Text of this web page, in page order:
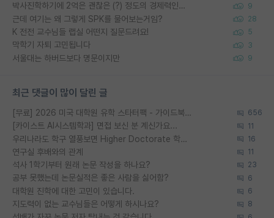
박사진학하기에 2억은 괜찮은 (?) 정도의 경제력인가요 9
근데 여기는 왜 그렇게 SPK를 물어보는거임? 28
K 전전 교수님들 랩실 어떤지 질문드려요! 5
막학기 자퇴 고민됩니다 3
서울대는 하버드보다 명문이지만 9
최근 댓글이 많이 달린 글
[무료] 2026 미국 대학원 유학 스타터팩 - 가이드북 & 합격자 컨택메일 템플릿 656
[카이스트 AI시스템학과] 면접 보신 분 계신가요... 11
우리나라도 학구 열풍보면 Higher Doctorate 학위가 필요하다고 봅니다. 16
연구실 후배와의 관계 11
석사 1학기부터 원래 논문 작성을 하나요? 23
공부 못했는데 논문실적은 좋은 사람을 싫어함? 6
대학원 진학에 대한 고민이 있습니다. 6
지도력이 없는 교수님들은 어떻게 하시나요? 8